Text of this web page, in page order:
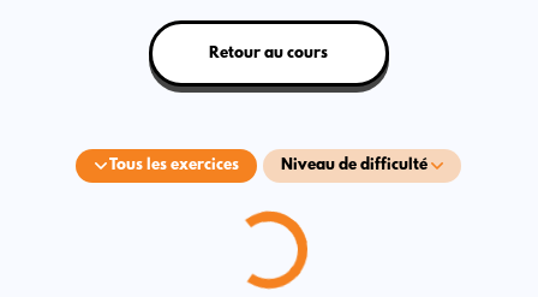
Tous les exercices Niveau de difficulté
Retour au cours